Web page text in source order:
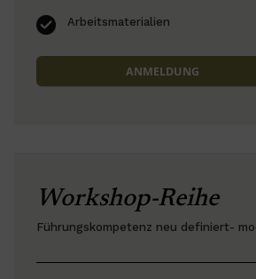
Arbeitsmaterialien
ANMELDUNG
Workshop-Reihe
Führungskompetenz neu definiert-